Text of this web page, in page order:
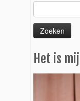
Zoeken
naar:
Het is mij